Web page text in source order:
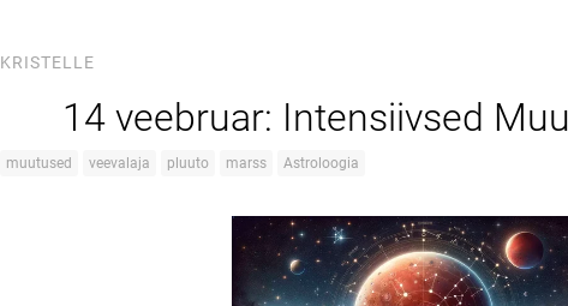
KRISTELLE
14 veebruar: Intensiivsed
muutused veevalaja pluuto marss Astroloogia